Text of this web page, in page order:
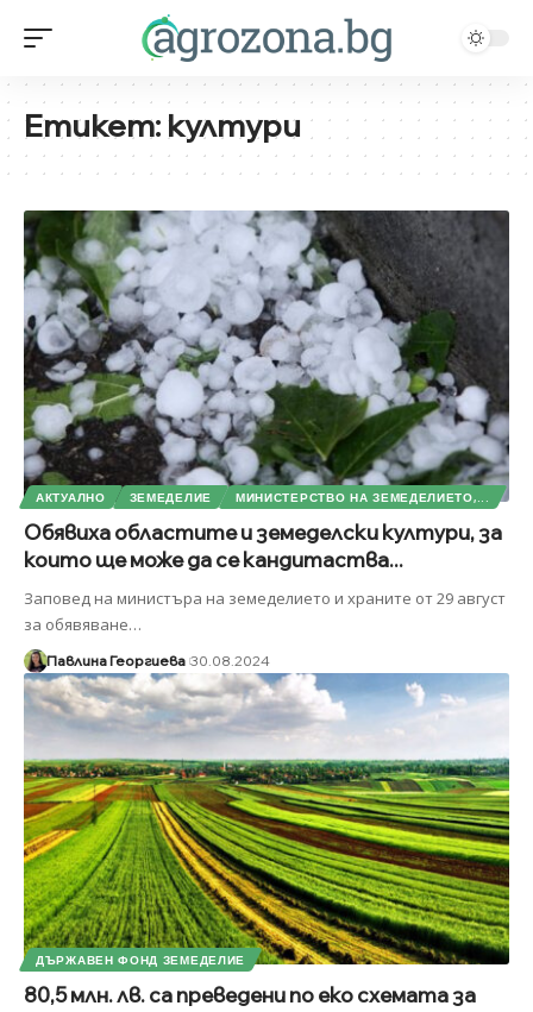
Етикет:култури
АКТУАЛНО ЗЕМЕДЕЛИЕ МИНИСТЕРСТВО НА ЗЕМЕДЕЛИЕТО,...
Обявиха областите и земеделски култури, за
които ще може да се кандитаства...
Заповед на министъра на земеделието и храните от 29 август
за обявяване…
Павлина Георгиева 30.08.2024
ДЪРЖАВЕН ФОНД ЗЕМЕДЕЛИЕ
80,5 млн. лв. са преведени по еко схемата за